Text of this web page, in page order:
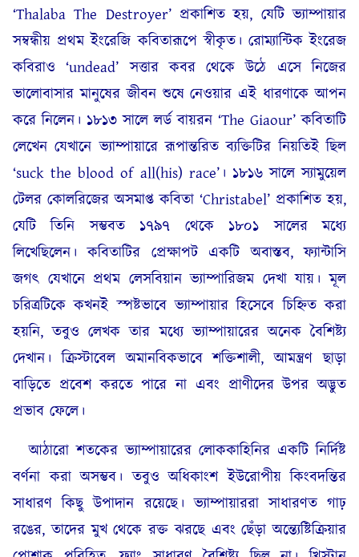
‘Thalaba The Destroyer’ প্রকাশিত হয়, যেটি ভ্যাম্পায়ার
সম্বন্ধীয় প্রথম ইংরেজি কবিতারূপে স্বীকৃত। রোম্যান্টিক ইংরেজ
কবিরাও ‘undead’ সত্তার কবর থেকে উঠে এসে নিজের
ভালোবাসার মানুষের জীবন শুষে নেওয়ার এই ধারণাকে আপন
করে নিলেন। ১৮১৩ সালে লর্ড বায়রন ‘The Giaour’ কবিতাটি
লেখেন যেখানে ভ্যাম্পায়ারে রূপান্তরিত ব্যক্তিটির নিয়তিই ছিল
‘suck the blood of all(his) race’। ১৮১৬ সালে স্যামুয়েল
টেলর কোলরিজের অসমাপ্ত কবিতা ‘Christabel’ প্রকাশিত হয়,
যেটি তিনি সম্ভবত ১৭৯৭ থেকে ১৮০১ সালের মধ্যে
লিখেছিলেন। কবিতাটির প্রেক্ষাপট একটি অবাস্তব, ফ্যান্টাসি
জগৎ যেখানে প্রথম লেসবিয়ান ভ্যাম্পারিজম দেখা যায়। মূল
চরিত্রটিকে কখনই স্পষ্টভাবে ভ্যাম্পায়ার হিসেবে চিহ্নিত করা
হয়নি, তবুও লেখক তার মধ্যে ভ্যাম্পায়ারের অনেক বৈশিষ্ট্য
দেখান। ক্রিস্টাবেল অমানবিকভাবে শক্তিশালী, আমন্ত্রণ ছাড়া
বাড়িতে প্রবেশ করতে পারে না এবং প্রাণীদের উপর অদ্ভুত
প্রভাব ফেলে।
আঠারো শতকের ভ্যাম্পায়ারের লোককাহিনির একটি নির্দিষ্ট
বর্ণনা করা অসম্ভব। তবুও অধিকাংশ ইউরোপীয় কিংবদন্তির
সাধারণ কিছু উপাদান রয়েছে। ভ্যাম্পায়াররা সাধারণত গাঢ়
রঙের, তাদের মুখ থেকে রক্ত ঝরছে এবং ছেঁড়া অন্ত্যেষ্টিক্রিয়ার